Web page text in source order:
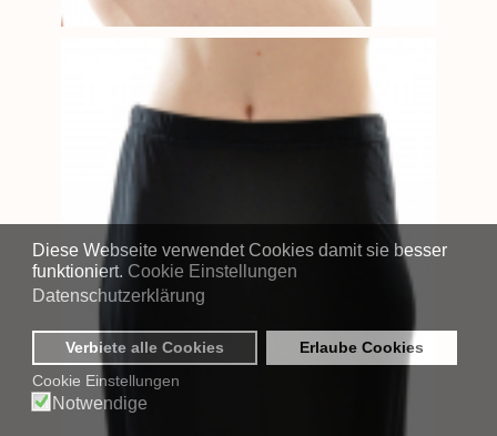
Diese Webseite verwendet Cookies damit sie besser
funktioniert. Cookie Einstellungen
Datenschutzerklärung
Verbiete alle Cookies
Erlaube Cookies
Cookie Einstellungen
Notwendige